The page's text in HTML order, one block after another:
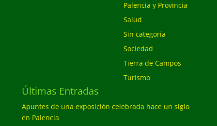
Palencia y Provincia
Salud
Sin categoría
Sociedad
Tierra de Campos
Turismo
Últimas Entradas
Apuntes de una exposición celebrada hace un siglo
en Palencia